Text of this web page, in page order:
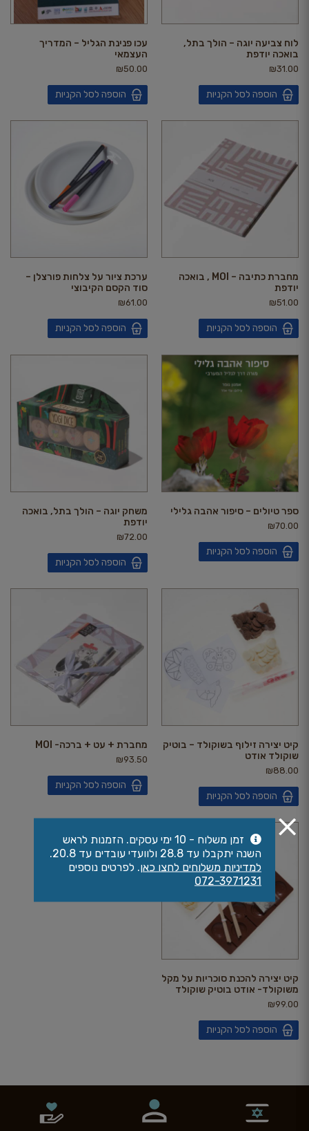
לוח צביעה יוגה – הולך בתל,
בואכה יודפת
₪31.00
הוספה לסל הקניות
עכו פנינת הגליל – המדריך
העצמאי
₪50.00
הוספה לסל הקניות
מחברת כתיבה – MOI , בואכה
יודפת
₪51.00
הוספה לסל הקניות
ערכת ציור על צלחות פורצלן –
סוד הקסם הקיבוצי
₪61.00
הוספה לסל הקניות
ספר טיולים – סיפור אהבה גלילי
₪70.00
הוספה לסל הקניות
משחק יוגה – הולך בתל, בואכה
יודפת
₪72.00
הוספה לסל הקניות
קיט יצירה זילוף בשוקולד – בוטיק
שוקולד אודט
₪88.00
הוספה לסל הקניות
מחברת + עט + ברכה- MOI
₪93.50
הוספה לסל הקניות
קיט יצירה להכנת סוכריות על מקל
משוקולד- אודט בוטיק שוקולד
₪99.00
הוספה לסל הקניות
זמן משלוח - 10 ימי עסקים. הזמנות לראש
השנה יתקבלו עד 28.8 ולוועדי עובדים עד 20.8.
למדיניות משלוחים לחצו כאן. לפרטים נוספים
072-3971231